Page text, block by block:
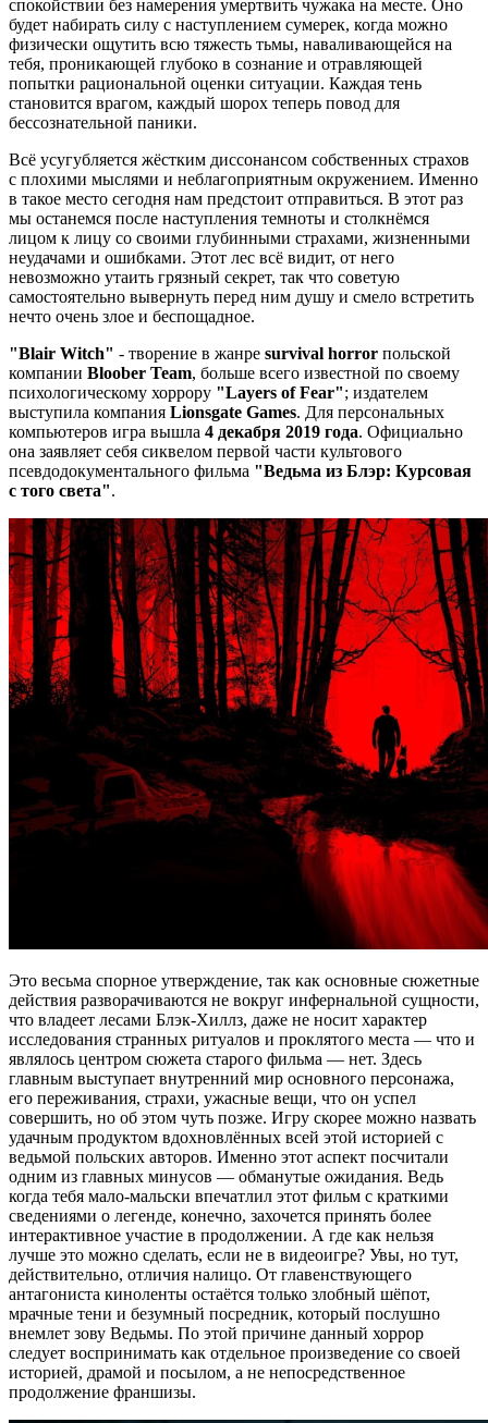
спокойствии без намерения умертвить чужака на месте. Оно
будет набирать силу с наступлением сумерек, когда можно
физически ощутить всю тяжесть тьмы, наваливающейся на
тебя, проникающей глубоко в сознание и отравляющей
попытки рациональной оценки ситуации. Каждая тень
становится врагом, каждый шорох теперь повод для
бессознательной паники.
Всё усугубляется жёстким диссонансом собственных страхов
с плохими мыслями и неблагоприятным окружением. Именно
в такое место сегодня нам предстоит отправиться. В этот раз
мы останемся после наступления темноты и столкнёмся
лицом к лицу со своими глубинными страхами, жизненными
неудачами и ошибками. Этот лес всё видит, от него
невозможно утаить грязный секрет, так что советую
самостоятельно вывернуть перед ним душу и смело встретить
нечто очень злое и беспощадное.
"Blair Witch" - творение в жанре survival horror польской
компании Bloober Team, больше всего известной по своему
психологическому хоррору "Layers of Fear"; издателем
выступила компания Lionsgate Games. Для персональных
компьютеров игра вышла 4 декабря 2019 года. Официально
она заявляет себя сиквелом первой части культового
псевдодокументального фильма "Ведьма из Блэр: Курсовая
с того света".
Это весьма спорное утверждение, так как основные сюжетные
действия разворачиваются не вокруг инфернальной сущности,
что владеет лесами Блэк-Хиллз, даже не носит характер
исследования странных ритуалов и проклятого места — что и
являлось центром сюжета старого фильма — нет. Здесь
главным выступает внутренний мир основного персонажа,
его переживания, страхи, ужасные вещи, что он успел
совершить, но об этом чуть позже. Игру скорее можно назвать
удачным продуктом вдохновлённых всей этой историей с
ведьмой польских авторов. Именно этот аспект посчитали
одним из главных минусов — обманутые ожидания. Ведь
когда тебя мало-мальски впечатлил этот фильм с краткими
сведениями о легенде, конечно, захочется принять более
интерактивное участие в продолжении. А где как нельзя
лучше это можно сделать, если не в видеоигре? Увы, но тут,
действительно, отличия налицо. От главенствующего
антагониста киноленты остаётся только злобный шёпот,
мрачные тени и безумный посредник, который послушно
внемлет зову Ведьмы. По этой причине данный хоррор
следует воспринимать как отдельное произведение со своей
историей, драмой и посылом, а не непосредственное
продолжение франшизы.